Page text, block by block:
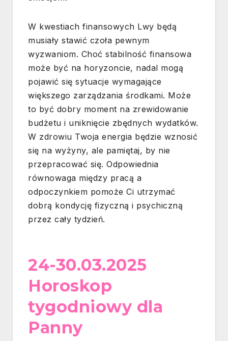
W kwestiach finansowych Lwy będą
musiały stawić czoła pewnym
wyzwaniom. Choć stabilność finansowa
może być na horyzoncie, nadal mogą
pojawić się sytuacje wymagające
większego zarządzania środkami. Może
to być dobry moment na zrewidowanie
budżetu i uniknięcie zbędnych wydatków.
W zdrowiu Twoja energia będzie wznosić
się na wyżyny, ale pamiętaj, by nie
przepracować się. Odpowiednia
równowaga między pracą a
odpoczynkiem pomoże Ci utrzymać
dobrą kondycję fizyczną i psychiczną
przez cały tydzień.
24-30.03.2025
Horoskop
tygodniowy dla
Panny